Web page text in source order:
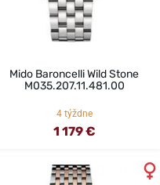
Mido Baroncelli Wild Stone
M035.207.11.481.00
4 týždne
1 179 €